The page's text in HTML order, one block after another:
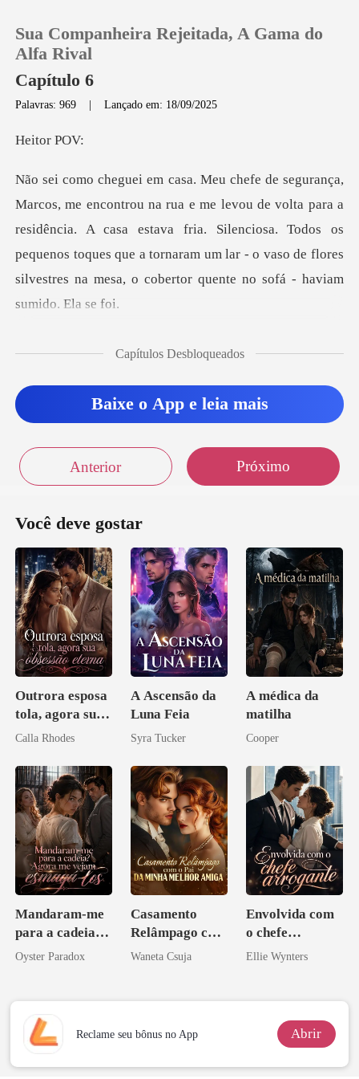
Histórico
Sair
Baixar App
Sua Companheira Rejeitada, A Gama do
Alfa Rival
Capítulo 6
Palavras: 969 |Lançado em: 18/09/2025
tor
olta para a
residência. A casa estava fria. Silenciosa. Todos os
pequenos toques que a tornaram u
Capítulos Desbloqueados
Baixe o App e leia mais
Anterior Próximo
Você deve gostar
Outrora esposa
tola, agora sua
obsessão eterna
Calla Rhodes
A Ascensão da
Luna Feia
Syra Tucker
A médica da
matilha
Cooper
Mandaram-me
para a cadeia?
Agora me
Oyster Paradox
Casamento
Relâmpago com
o Pai da Minha
Waneta Csuja
Envolvida com
o chefe
arrogante
Ellie Wynters
Reclame seu bônus no App Abrir